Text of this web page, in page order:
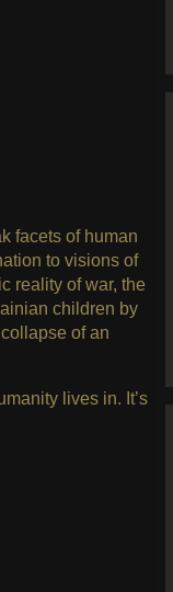
facets of human
to visions of
reality of war, the
children by
of an
lives in. It’s